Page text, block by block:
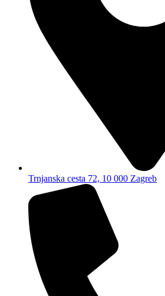
Trnjanska cesta 72, 10 000 Zagreb